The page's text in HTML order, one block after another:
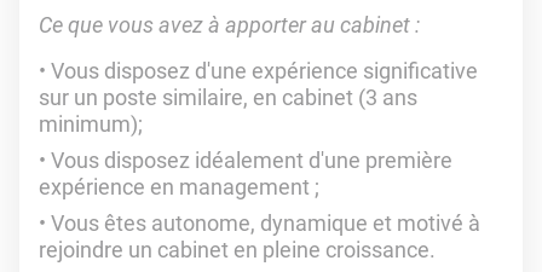
Ce que vous avez à apporter au cabinet :
Vous disposez d'une expérience significative
sur un poste similaire, en cabinet (3 ans
minimum);
Vous disposez idéalement d'une première
expérience en management ;
Vous êtes autonome, dynamique et motivé à
rejoindre un cabinet en pleine croissance.